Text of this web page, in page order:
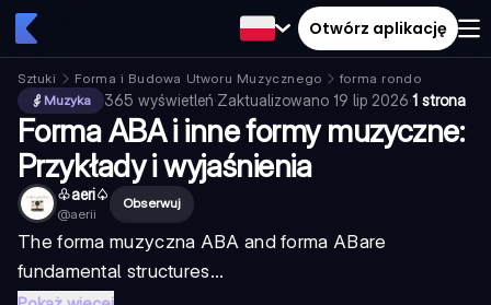
Otwórz aplikację
Sztuki Forma i Budowa Utworu Muzycznego
forma rondo
Muzyka
365 wyświetleń·Zaktualizowano 19 lip 2026·1 strona
Forma ABA i inne formy muzyczne:
Przykłady i wyjaśnienia
♧aeri♤
@aerii
Obserwuj
Theforma muzyczna ABA andforma ABare
fundamental structures...